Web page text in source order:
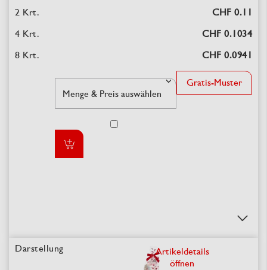
CHF 0.11
CHF 0.1034
CHF 0.0941
Gratis-Muster
Artikeldetails
öffnen